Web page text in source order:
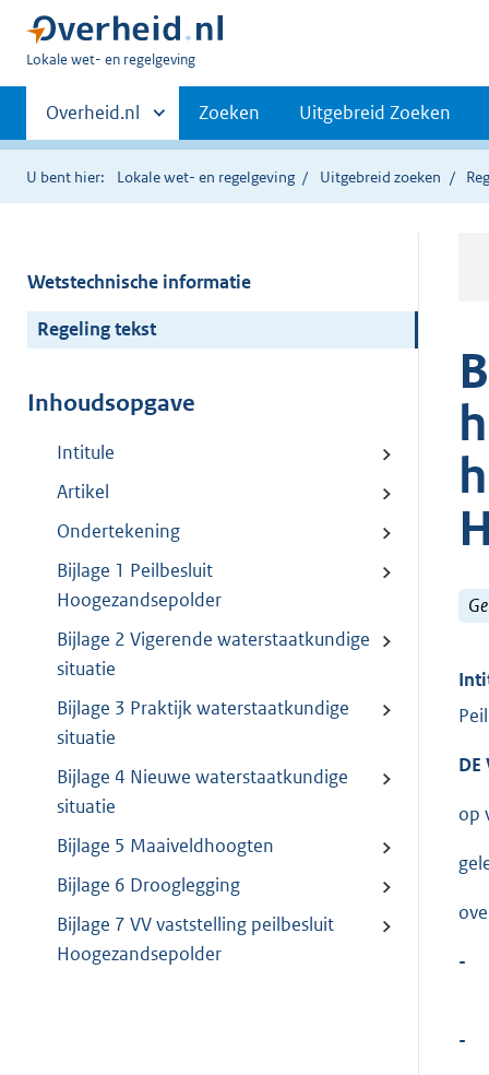
U
hier:
Lokale wet- en regelgeving
Primaire
navigatie
Andere
sites
binnen
Overheid.nl Zoeken Uitgebreid Zoeken
U bent hier: Lokale wet- en regelgeving Uitgebreid zoeken
Wetstechnische informatie
Regeling tekst
Inhoudsopgave
Intitule
Artikel
Ondertekening
Bijlage 1 Peilbesluit
Hoogezandsepolder
Bijlage 2 Vigerende waterstaatkundige
situatie
Bijlage 3 Praktijk waterstaatkundige
situatie
Bijlage 4 Nieuwe waterstaatkundige
situatie
Bijlage 5 Maaiveldhoogten
Bijlage 6 Drooglegging
Bijlage 7 VV vaststelling peilbesluit
Hoogezandsepolder
DE
op
-
-